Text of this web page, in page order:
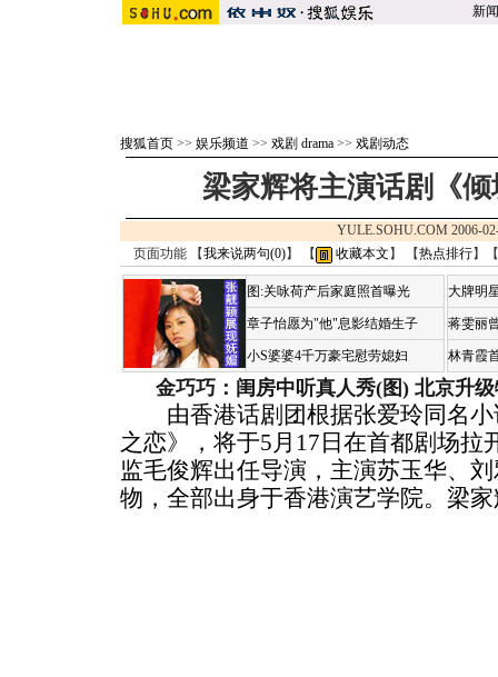
新闻
搜狐首页 >> 娱乐频道 >> 戏剧 drama >> 戏剧动态
梁家辉将主演话剧《
YULE.SOHU.COM 2006-
页面功能 【我来说两句(0)】 【 收藏本文 】 【热点排行】【
图:关咏荷产后家庭照首曝光
章子怡愿为"他"息影结婚生子
小S婆婆4千万豪宅慰劳媳妇
大牌明
蒋雯丽
林青霞
金巧巧：闺房中听真人秀(图) 北京升
由香港话剧团根据张爱玲同名小
之恋》，将于5月17日在首都剧场拉
监毛俊辉出任导演，主演苏玉华、
物，全部出身于香港演艺学院。梁